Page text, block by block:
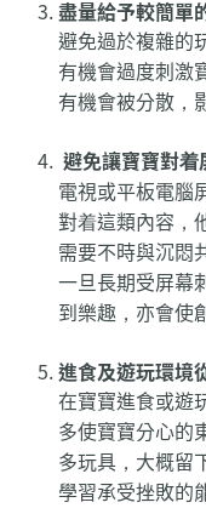
盡量給予較簡單
避免過於複雜的
有機會過度刺激
有機會被分散，
避免讓寶寶對着
電視或平板電腦
對着這類內容，
需要不時與沉悶
一旦長期受屏幕
到樂趣，亦會使
進食及遊玩環境
在寶寶進食或遊
多使寶寶分心的
多玩具，大概留
學習承受挫敗的